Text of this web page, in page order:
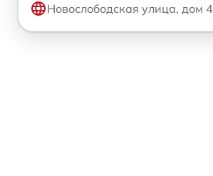
Новослободская улица, дом 4